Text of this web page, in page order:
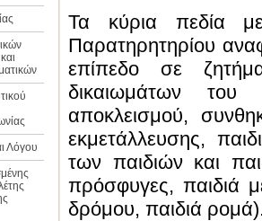
Λόγου
Τα κύρια πεδία
Παρατηρητηρίου
επίπεδο σε
δικαιωμάτων του
αποκλεισμού,
εκμετάλλευσης,
των παιδιών και
πρόσφυγες, παιδιά
δρόμου, παιδιά